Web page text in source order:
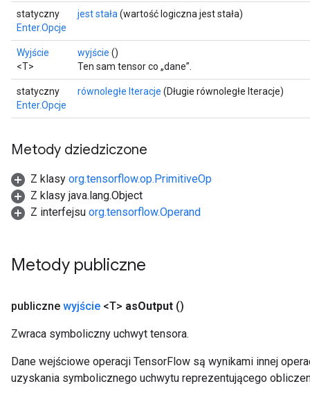
statyczny
Enter.Opcje
jest stała (wartość logiczna jest stała)
Wyjście
<T>
wyjście ()
Ten sam tensor co „dane”.
statyczny
Enter.Opcje
równoległe Iteracje (Długie równoległe Iteracje)
Metody dziedziczone
Z klasy org.tensorflow.op.PrimitiveOp
Z klasy java.lang.Object
Z interfejsu org.tensorflow.Operand
Metody publiczne
publiczne wyjście <T> asOutput ()
Zwraca symboliczny uchwyt tensora.
Dane wejściowe operacji TensorFlow są wynikami innej
uzyskania symbolicznego uchwytu reprezentującego